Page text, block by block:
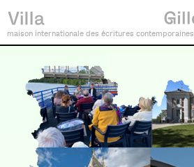
maison internationale des écritures contemporaines